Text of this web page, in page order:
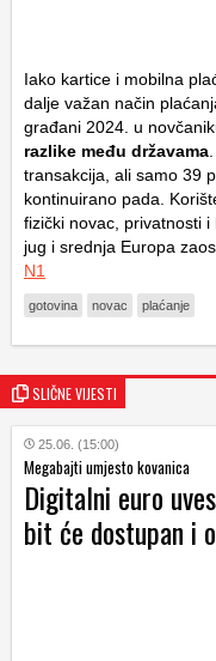
Iako kartice i mobilna
dalje važan način
građani 2024. u
razlike među državama
transakcija, ali samo 39
kontinuirano pada.
fizički novac, privatnosti
jug i srednja Europa
N1
gotovina novac plaćanje
SLIČNE VIJESTI
25.06. (15:00)
Megabajti umjesto kovanica
Digitalni euro
bit će dostupan i